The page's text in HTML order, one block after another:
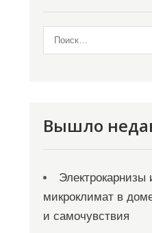
Вышло
Электрокарнизы
микроклимат в
и самочувствия